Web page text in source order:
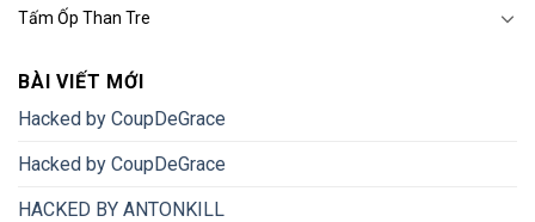
Tấm Ốp Than Tre
BÀI VIẾT MỚI
Hacked by CoupDeGrace
Hacked by CoupDeGrace
HACKED BY ANTONKILL